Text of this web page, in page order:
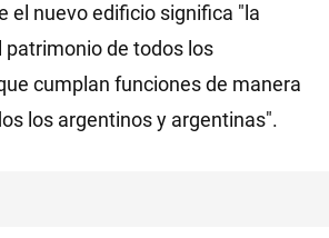
el nuevo edificio significa "la
patrimonio de todos los
cumplan funciones de manera
los argentinos y argentinas".